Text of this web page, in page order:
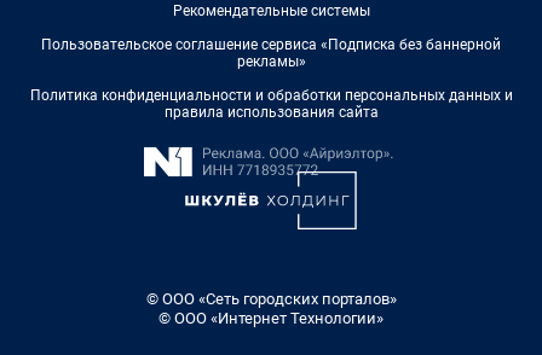
Рекомендательные системы
Пользовательское соглашение сервиса «Подписка без баннерной
рекламы»
Политика конфиденциальности и обработки персональных данных и
правила использования сайта
© ООО «Сеть городских порталов»
© ООО «Интернет Технологии»